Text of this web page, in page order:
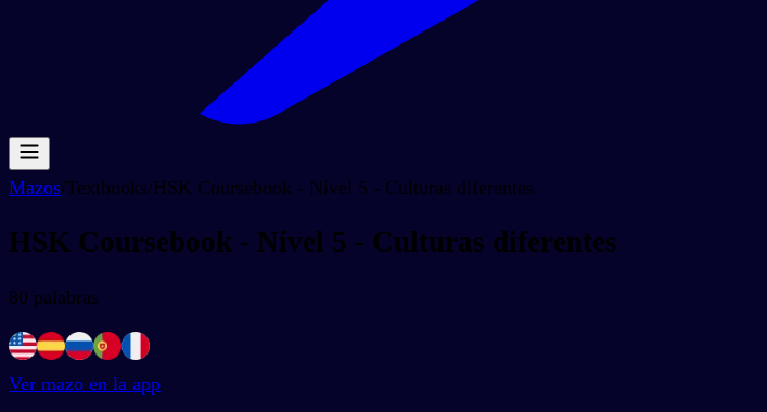
Mazos/Textbooks/HSK Coursebook - Nível 5 - Culturas diferentes
HSK Coursebook - Nível 5 - Culturas diferentes
80 palabras
Ver mazo en la app